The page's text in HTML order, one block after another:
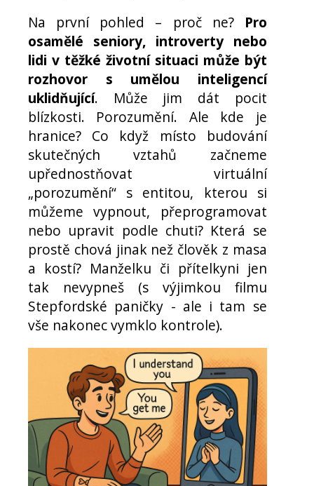
Na první pohled – proč ne? Pro
osamělé seniory, introverty nebo
lidi v těžké životní situaci může být
rozhovor s umělou inteligencí
uklidňující. Může jim dát pocit
blízkosti. Porozumění. Ale kde je
hranice? Co když místo budování
skutečných vztahů začneme
upřednostňovat virtuální
„porozumění“ s entitou, kterou si
můžeme vypnout, přeprogramovat
nebo upravit podle chuti? Která se
prostě chová jinak než člověk z masa
a kostí? Manželku či přítelkyni jen
tak nevypneš (s výjimkou filmu
Stepfordské paničky - ale i tam se
vše nakonec vymklo kontrole).